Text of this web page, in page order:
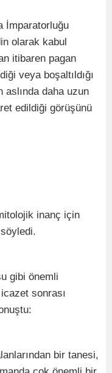
İmparatorluğu
olarak kabul
itibaren pagan
veya boşaltıldığı
aslında daha uzun
edildiği görüşünü
inanç için
söyledi.
gibi önemli
sonrası
bir tanesi,